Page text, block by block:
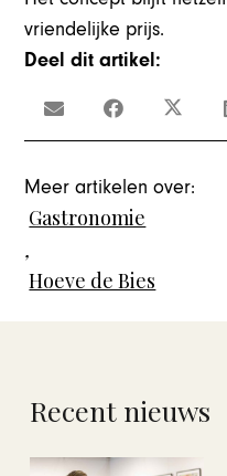
vriendelijke prijs.
Deel dit artikel:
Meer artikelen over:
Gastronomie
,
Hoeve de Bies
Recent nieuws